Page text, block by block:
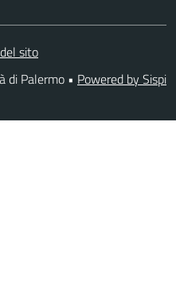
sito
di Palermo • Powered by Sispi